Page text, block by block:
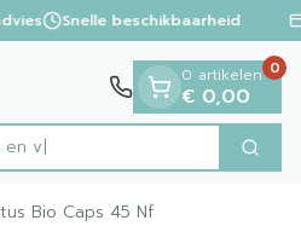
Snelle beschikbaarheid
Zoek
0 artikelen
€ 0,00
0
Bio Caps 45 Nf